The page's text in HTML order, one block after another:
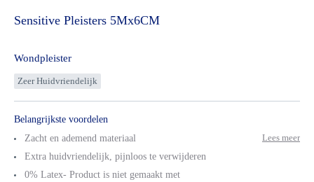
Sensitive Pleisters 5Mx6CM
Wondpleister
Zeer Huidvriendelijk
Belangrijkste voordelen
Zacht en ademend materiaal
Extra huidvriendelijk, pijnloos te verwijderen
0% Latex- Product is niet gemaakt met
Lees meer